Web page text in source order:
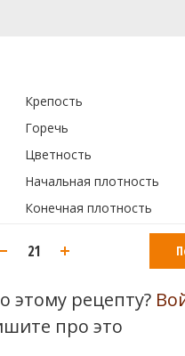
Крепость
Горечь
Цветность
Начальная плотность
Конечная плотность
этому рецепту?
про это